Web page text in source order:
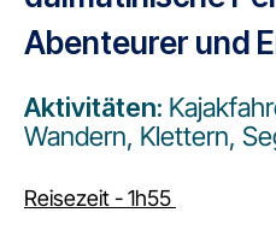
Abenteurer und
Aktivitäten:
Wandern, Klettern,
Reisezeit - 1h55